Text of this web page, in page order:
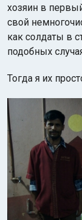
хозяин в
свой
как солдаты в
подобных
Тогда я их